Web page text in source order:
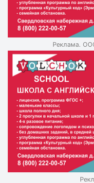
Реклама.